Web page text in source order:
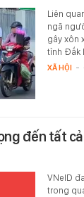
Liên
ngã
gây xôn
tỉnh Đắk
XÃ HỘI -
đến tất
VNeID
trong